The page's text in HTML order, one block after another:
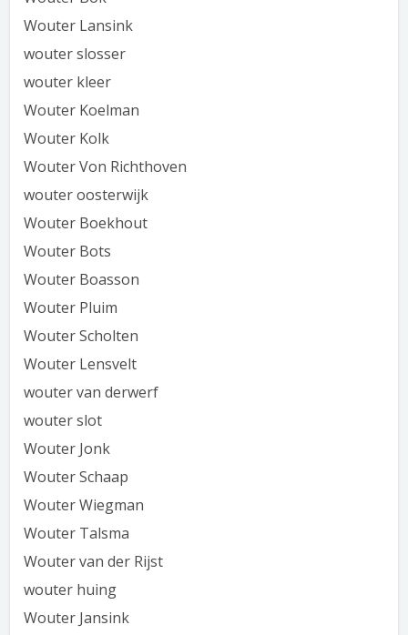
Wouter Lansink
wouter slosser
wouter kleer
Wouter Koelman
Wouter Kolk
Wouter Von Richthoven
wouter oosterwijk
Wouter Boekhout
Wouter Bots
Wouter Boasson
Wouter Pluim
Wouter Scholten
Wouter Lensvelt
wouter van derwerf
wouter slot
Wouter Jonk
Wouter Schaap
Wouter Wiegman
Wouter Talsma
Wouter van der Rijst
wouter huing
Wouter Jansink